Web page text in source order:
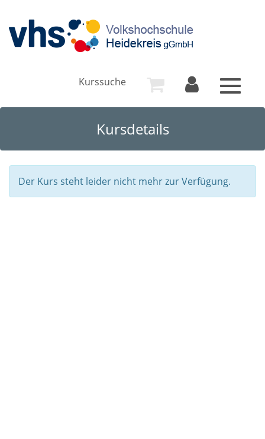
Kurssuche
Toggle
Kursdetails
Der Kurs steht leider nicht mehr zur Verfügung.